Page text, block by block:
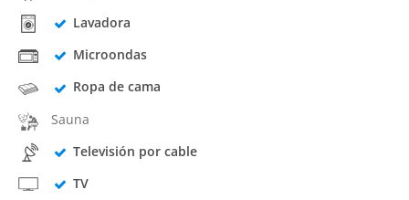
Lavadora
Microondas
Ropa de cama
Sauna
Televisión por cable
TV